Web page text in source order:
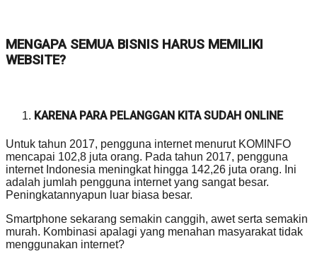
MENGAPA SEMUA BISNIS HARUS MEMILIKI
WEBSITE?
KARENA PARA PELANGGAN KITA SUDAH ONLINE
Untuk tahun 2017, pengguna internet menurut KOMINFO
mencapai 102,8 juta orang. Pada tahun 2017, pengguna
internet Indonesia meningkat hingga 142,26 juta orang. Ini
adalah jumlah pengguna internet yang sangat besar.
Peningkatannyapun luar biasa besar.
Smartphone sekarang semakin canggih, awet serta semakin
murah. Kombinasi apalagi yang menahan masyarakat tidak
menggunakan internet?